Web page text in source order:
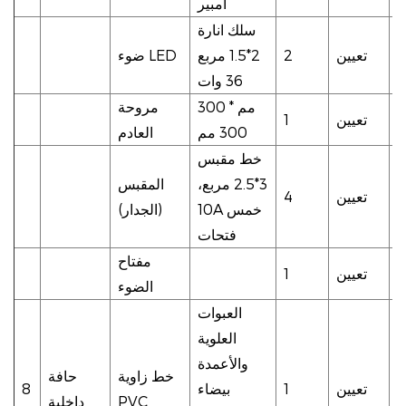
أمبير
ضوء LED
سلك انارة
2*1.5 مربع
36 وات
2 تعيين
مروحة
العادم
300 مم *
300 مم
1 تعيين
المقبس
(الجدار)
خط مقبس
3*2.5 مربع،
10A خمس
فتحات
4 تعيين
مفتاح
الضوء
1 تعيين
8
حافة
داخلية
خط زاوية
PVC
العبوات
العلوية
والأعمدة
بيضاء
1 تعيين